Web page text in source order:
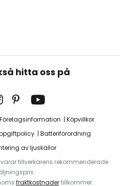
hitta oss på
Företagsinformation
Köpvillkor
Batteriförordning
av ljuskällor
tillverkarens rekommenderade
fraktkostnadertillkommer.